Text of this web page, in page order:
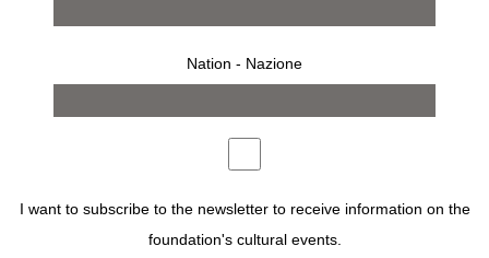
Design : Kris Ruhs
Handmade
For other information contact
shop@fondazionesozzani.org
Nation - Nazione
I want to subscribe to the newsletter to receive information on the
foundation's cultural events.